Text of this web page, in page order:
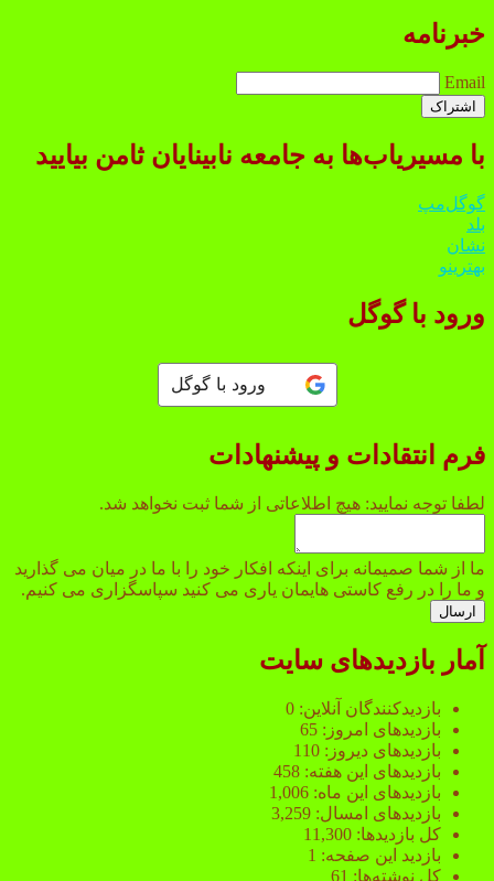
خبرنامه
Email
با مسیریاب‌ها به جامعه نابینایان ثامن بیایید
گوگل‌مپ
بلد
نشان
بهترینو
ورود با گوگل
ورود با گوگل
فرم انتقادات و پیشنهادات
نمایید:
لطفا توجه نمایید: هیچ اطلاعاتی از شما ثبت نخواهد شد.
ما از شما صمیمانه برای اینکه افکار خود را با ما در میان می گذارید
و ما را در رفع کاستی هایمان یاری می کنید سپاسگزاری می کنیم.
ارسال
آمار بازدیدهای سایت
بازدیدکنندگان آنلاین: 0
بازدیدهای امروز: 65
بازدیدهای دیروز: 110
بازدیدهای این هفته: 458
بازدیدهای این ماه: 1,006
بازدیدهای امسال: 3,259
کل بازدیدها: 11,300
بازدید این صفحه: 1
کل نوشته‌ها: 61